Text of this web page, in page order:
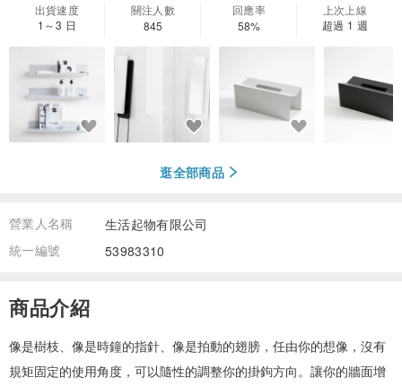
出貨速度
1～3 日
關注人數
845
回應率
58%
上次上線
超過 1 週
逛全部商品
營業人名稱
生活起物有限公司
統一編號
53983310
商品介紹
像是樹枝、像是時鐘的指針、像是拍動的翅膀，任由你的想像，沒有
規矩固定的使用角度，可以隨性的調整你的掛鉤方向。讓你的牆面增